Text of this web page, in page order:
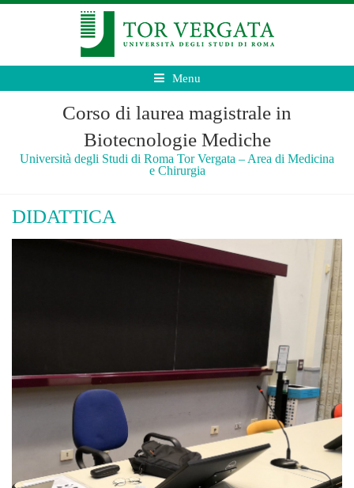
Menu
Corso di laurea magistrale in
Biotecnologie Mediche
Università degli Studi di Roma Tor Vergata – Area di Medicina
e Chirurgia
DIDATTICA